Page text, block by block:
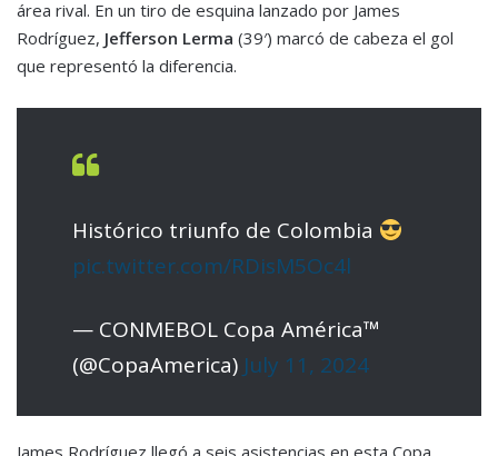
área rival. En un tiro de esquina lanzado por James
Rodríguez, Jefferson Lerma (39′) marcó de cabeza el gol
que representó la diferencia.
Histórico triunfo de Colombia
pic.twitter.com/RDisM5Oc4l
— CONMEBOL Copa América™️
(@CopaAmerica) July 11, 2024